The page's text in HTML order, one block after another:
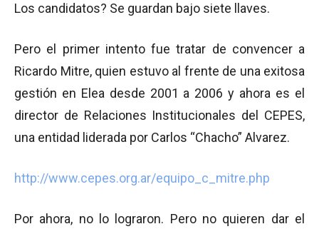
Los candidatos? Se guardan bajo siete llaves.
Pero el primer intento fue tratar de convencer a
Ricardo Mitre, quien estuvo al frente de una exitosa
gestión en Elea desde 2001 a 2006 y ahora es el
director de Relaciones Institucionales del CEPES,
una entidad liderada por Carlos “Chacho” Alvarez.
http://www.cepes.org.ar/equipo_c_mitre.php
Por ahora, no lo lograron. Pero no quieren dar el